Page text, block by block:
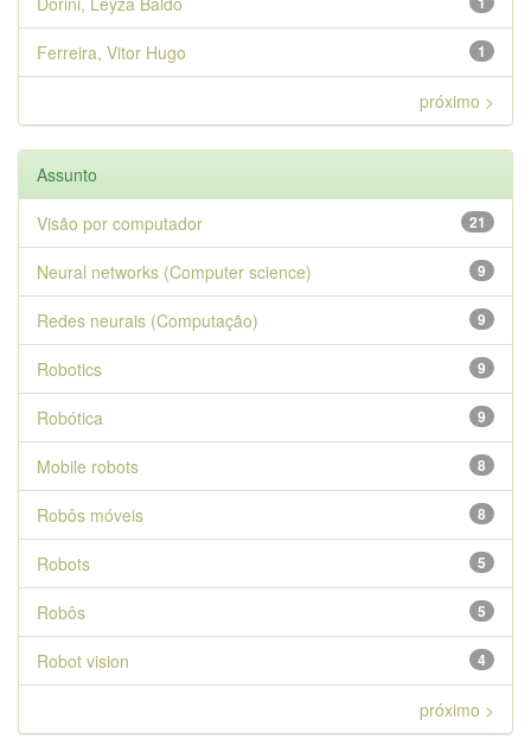
1
Ferreira, Vitor Hugo
próximo >
Assunto
21
Visão por computador
9
Neural networks (Computer science)
9
Redes neurais (Computação)
9
Robotics
9
Robótica
8
Mobile robots
8
Robôs móveis
5
Robots
5
Robôs
4
Robot vision
próximo >